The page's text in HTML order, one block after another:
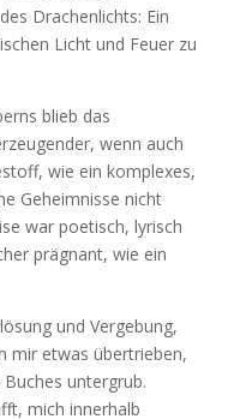
Drachenlichts: Ein
Licht und Feuer zu
blieb das
wenn auch
wie ein komplexes,
Geheimnisse nicht
war poetisch, lyrisch
prägnant, wie ein
und Vergebung,
mir etwas übertrieben,
untergrub.
mich innerhalb